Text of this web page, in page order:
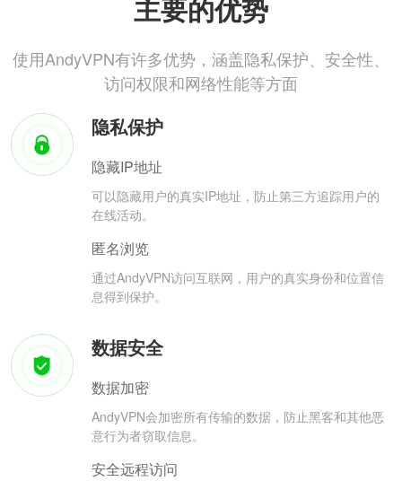
主要的优势
使用AndyVPN有许多优势，涵盖隐私保护、安全性、
访问权限和网络性能等方面
隐私保护
隐藏IP地址
可以隐藏用户的真实IP地址，防止第三方追踪用户的
在线活动。
匿名浏览
通过AndyVPN访问互联网，用户的真实身份和位置信
息得到保护。
数据安全
数据加密
AndyVPN会加密所有传输的数据，防止黑客和其他恶
意行为者窃取信息。
安全远程访问